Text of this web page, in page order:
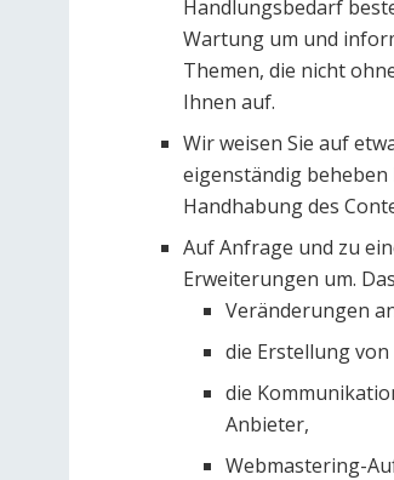
Handlungsbedarf
Wartung um und
Themen, die nicht
Ihnen auf.
Wir weisen Sie auf
eigenständig
Handhabung des
Auf Anfrage und zu
Erweiterungen um.
Veränderungen
die Erstellung
die
Anbieter,
Webmastering-